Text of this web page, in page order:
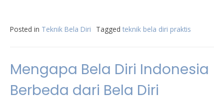
Posted in Teknik Bela Diri Tagged teknik bela diri praktis
Mengapa Bela Diri Indonesia
Berbeda dari Bela Diri